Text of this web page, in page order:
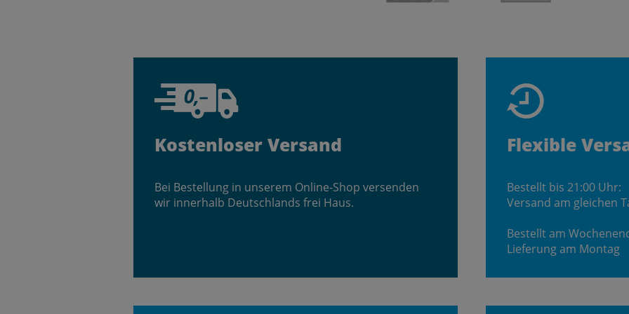
Kostenloser Versand
Bei Bestellung in unserem Online-Shop versenden
wir innerhalb Deutschlands frei Haus.
Flexible
Bestellt bis 21:00 Uhr:
Versand am gleichen
Bestellt am
Lieferung am Montag